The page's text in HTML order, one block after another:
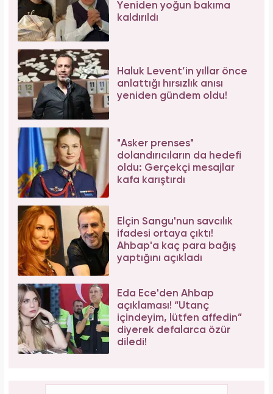
Yeniden yoğun bakıma
kaldırıldı
Haluk Levent’in yıllar önce
anlattığı hırsızlık anısı
yeniden gündem oldu!
"Asker prenses"
dolandırıcıların da hedefi
oldu: Gerçekçi mesajlar
kafa karıştırdı
Elçin Sangu'nun savcılık
ifadesi ortaya çıktı!
Ahbap'a kaç para bağış
yaptığını açıkladı
Eda Ece'den Ahbap
açıklaması! “Utanç
içindeyim, lütfen affedin”
diyerek defalarca özür
diledi!